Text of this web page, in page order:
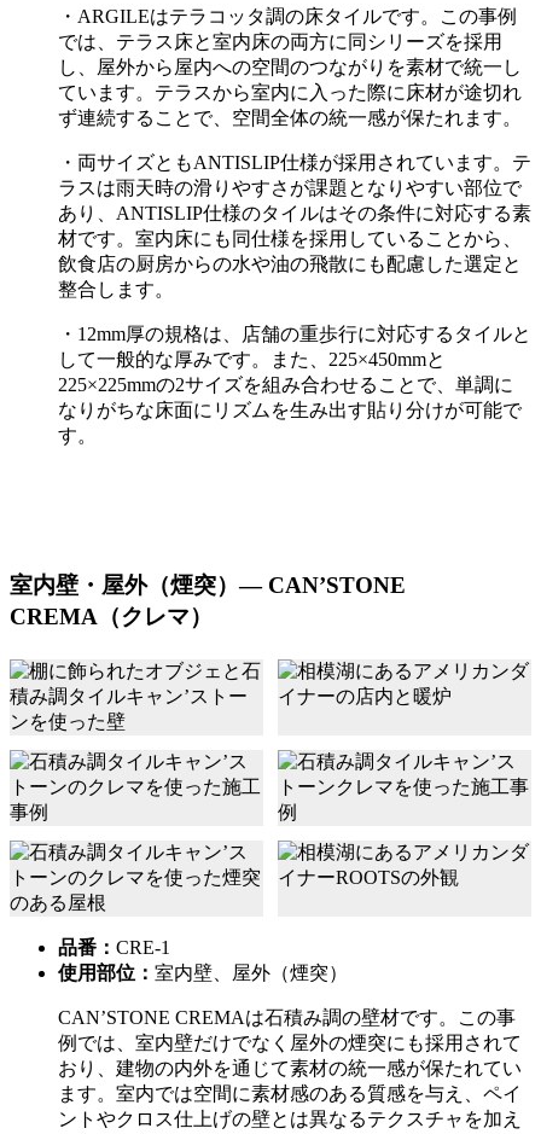
・ARGILEはテラコッタ調の床タイルです。この事例
では、テラス床と室内床の両方に同シリーズを採用
し、屋外から屋内への空間のつながりを素材で統一し
ています。テラスから室内に入った際に床材が途切れ
ず連続することで、空間全体の統一感が保たれます。
・両サイズともANTISLIP仕様が採用されています。テ
ラスは雨天時の滑りやすさが課題となりやすい部位で
あり、ANTISLIP仕様のタイルはその条件に対応する素
材です。室内床にも同仕様を採用していることから、
飲食店の厨房からの水や油の飛散にも配慮した選定と
整合します。
・12mm厚の規格は、店舗の重歩行に対応するタイルと
して一般的な厚みです。また、225×450mmと
225×225mmの2サイズを組み合わせることで、単調に
なりがちな床面にリズムを生み出す貼り分けが可能で
す。
室内壁・屋外（煙突）― CAN’STONE
CREMA（クレマ）
品番： CRE-1
使用部位： 室内壁、屋外（煙突）
CAN’STONE CREMAは石積み調の壁材です。この事
例では、室内壁だけでなく屋外の煙突にも採用されて
おり、建物の内外を通じて素材の統一感が保たれてい
ます。室内では空間に素材感のある質感を与え、ペイ
ントやクロス仕上げの壁とは異なるテクスチャを加え